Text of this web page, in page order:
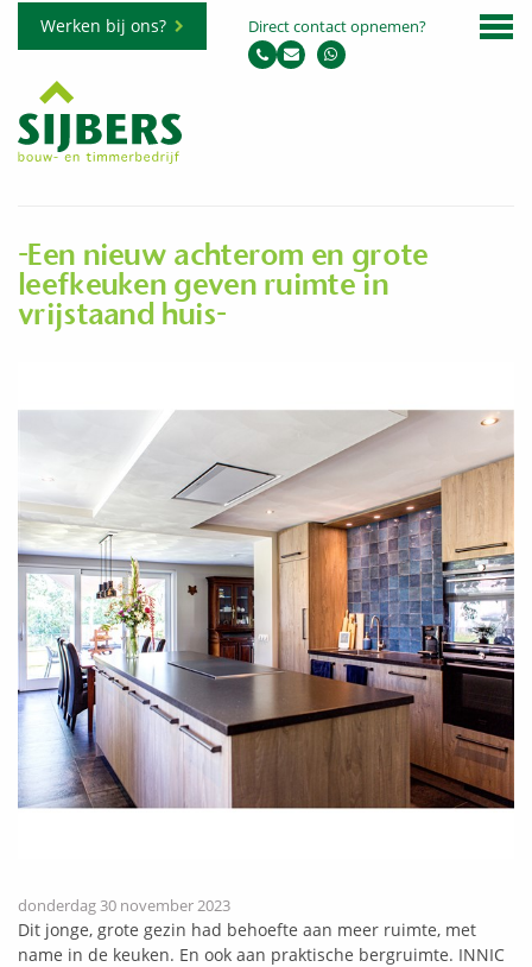
Werken bij ons? Direct contact opnemen?
-Een nieuw achterom en grote
leefkeuken geven ruimte in
vrijstaand huis-
donderdag 30 november 2023
Dit jonge, grote gezin had behoefte aan meer ruimte, met
name in de keuken. En ook aan praktische bergruimte. INNIC